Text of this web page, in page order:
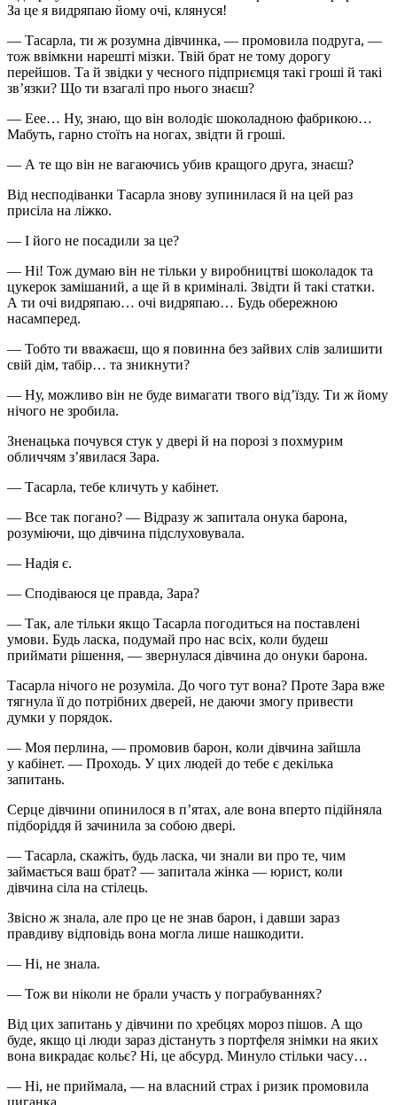
За це я видряпаю йому очі, клянуся!
— Тасарла, ти ж розумна дівчинка, — промовила подруга, —
тож ввімкни нарешті мізки. Твій брат не тому дорогу
перейшов. Та й звідки у чесного підприємця такі гроші й такі
зв’язки? Що ти взагалі про нього знаєш?
— Еее… Ну, знаю, що він володіє шоколадною фабрикою…
Мабуть, гарно стоїть на ногах, звідти й гроші.
— А те що він не вагаючись убив кращого друга, знаєш?
Від несподіванки Тасарла знову зупинилася й на цей раз
присіла на ліжко.
— І його не посадили за це?
— Ні! Тож думаю він не тільки у виробництві шоколадок та
цукерок замішаний, а ще й в криміналі. Звідти й такі статки.
А ти очі видряпаю… очі видряпаю… Будь обережною
насамперед.
— Тобто ти вважаєш, що я повинна без зайвих слів залишити
свій дім, табір… та зникнути?
— Ну, можливо він не буде вимагати твого від’їзду. Ти ж йому
нічого не зробила.
Зненацька почувся стук у двері й на порозі з похмурим
обличчям з’явилася Зара.
— Тасарла, тебе кличуть у кабінет.
— Все так погано? — Відразу ж запитала онука барона,
розуміючи, що дівчина підслуховувала.
— Надія є.
— Сподіваюся це правда, Зара?
— Так, але тільки якщо Тасарла погодиться на поставлені
умови. Будь ласка, подумай про нас всіх, коли будеш
приймати рішення, — звернулася дівчина до онуки барона.
Тасарла нічого не розуміла. До чого тут вона? Проте Зара вже
тягнула її до потрібних дверей, не даючи змогу привести
думки у порядок.
— Моя перлина, — промовив барон, коли дівчина зайшла
у кабінет. — Проходь. У цих людей до тебе є декілька
запитань.
Серце дівчини опинилося в п’ятах, але вона вперто підійняла
підборіддя й зачинила за собою двері.
— Тасарла, скажіть, будь ласка, чи знали ви про те, чим
займається ваш брат? — запитала жінка — юрист, коли
дівчина сіла на стілець.
Звісно ж знала, але про це не знав барон, і давши зараз
правдиву відповідь вона могла лише нашкодити.
— Ні, не знала.
— Тож ви ніколи не брали участь у пограбуваннях?
Від цих запитань у дівчини по хребцях мороз пішов. А що
буде, якщо ці люди зараз дістануть з портфеля знімки на яких
вона викрадає кольє? Ні, це абсурд. Минуло стільки часу…
— Ні, не приймала, — на власний страх і ризик промовила
циганка.